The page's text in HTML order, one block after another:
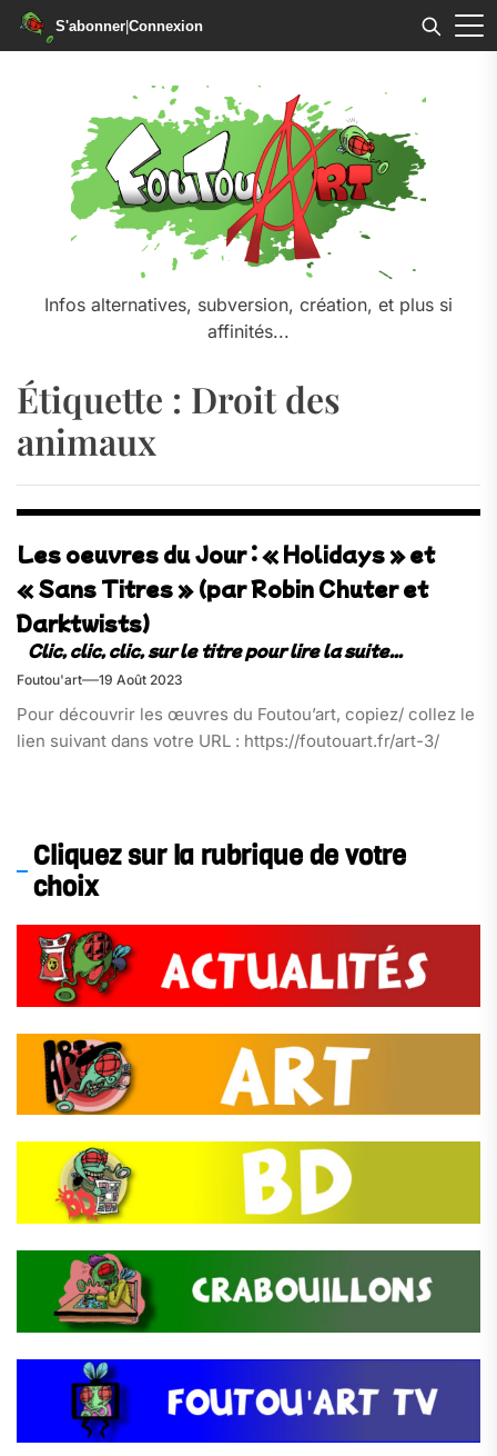
S'abonner|Connexion
Infos alternatives, subversion, création, et plus si
affinités...
Étiquette : Droit des
animaux
Les oeuvres du Jour : « Holidays » et
« Sans Titres » (par Robin Chuter et
Darktwists)
Foutou'art 19 Août 2023
Pour découvrir les œuvres du Foutou’art, copiez/ collez le
lien suivant dans votre URL : https://foutouart.fr/art-3/
Cliquez sur la rubrique de votre
choix